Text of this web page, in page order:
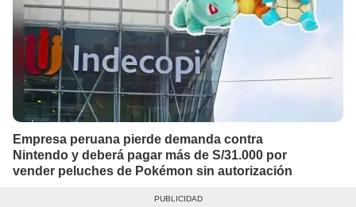
Empresa peruana pierde demanda contra
Nintendo y deberá pagar más de S/31.000 por
vender peluches de Pokémon sin autorización